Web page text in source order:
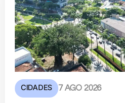
CIDADES 7 AGO 2026